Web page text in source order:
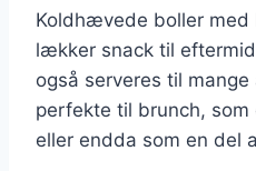
Koldhævede boller med
lækker snack til
også serveres til
perfekte til brunch,
eller endda som en del